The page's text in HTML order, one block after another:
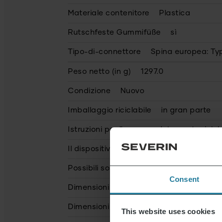
Consent
This website uses cookies
Materiale contenitore Plastica
Rutschfeste Gummifüße sì
Tipo-di-connettore Spina europea:
Peso netto (in g) 1297.0
Condizione Nuovo
Imballaggio riciclabile in gran parte
Istruzioni per l'uso completamente
Il dispositivo contiene materiale riciclato
Possibili sostanze pericolose
Dimensioni del prodotto (AxLxP) (in cm)
Dimensioni dell'imballo (AxLxP) (in cm)